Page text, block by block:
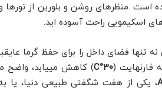
است .منظره­ای روشن و بلورین از
اسکیمویی راحت آسوده­ اید.
تنها فضای داخل را برای حفظ گرما
۳۰°C
) کاهش می­یابد، واضح
، یکی از هفت شگفتی طبیعی دنیا، یا به